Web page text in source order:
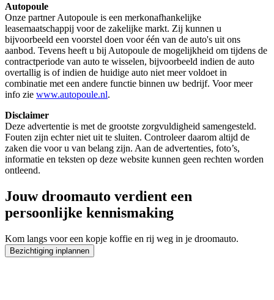
Autopoule
Onze partner Autopoule is een merkonafhankelijke
leasemaatschappij voor de zakelijke markt. Zij kunnen u
bijvoorbeeld een voorstel doen voor één van de auto's uit ons
aanbod. Tevens heeft u bij Autopoule de mogelijkheid om tijdens de
contractperiode van auto te wisselen, bijvoorbeeld indien de auto
overtallig is of indien de huidige auto niet meer voldoet in
combinatie met een andere functie binnen uw bedrijf. Voor meer
info zie www.autopoule.nl.
Disclaimer
Deze advertentie is met de grootste zorgvuldigheid samengesteld.
Fouten zijn echter niet uit te sluiten. Controleer daarom altijd de
zaken die voor u van belang zijn. Aan de advertenties, foto’s,
informatie en teksten op deze website kunnen geen rechten worden
ontleend.
Jouw droomauto verdient een
persoonlijke kennismaking
Kom langs voor een kopje koffie en rij weg in je droomauto.
Bezichtiging inplannen